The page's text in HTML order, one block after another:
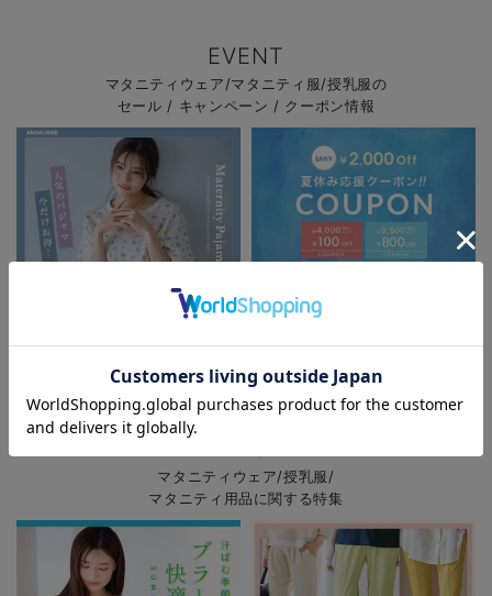
お買い物を続ける カートへ進む
RELATED ITEMS
関連商品
3
【出産後も長く使
3
ト マタニティ・
産後【出産後も長
¥5,490(税込)
3
ックタンクトッ
プ マタニティ・
長く使える】
¥2,990
EVENT
マタニティウェア/マタニティ服/授乳服の
セール / キャンペーン / クーポン情報
パジャマサマーセール全品5%OFF
夏休み応援クーポン MAX2,000円
マタニティウェア/授乳服/
マタニティ用品に関する特集
お気に入り商品を確認する